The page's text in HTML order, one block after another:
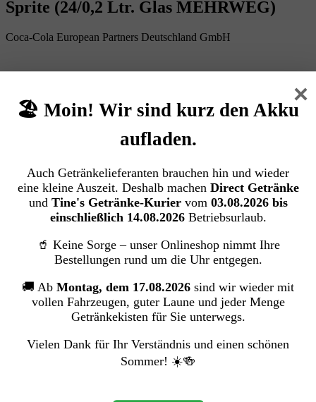
Sprite (24/0,2 Ltr. Glas MEHRWEG)
Coca-Cola European Partners Deutschland GmbH
×
🏖️ Moin! Wir sind kurz den Akku
aufladen.
Auch Getränkelieferanten brauchen hin und wieder
eine kleine Auszeit. Deshalb machen Direct Getränke
und Tine's Getränke-Kuriervom 03.08.2026 bis
einschließlich 14.08.2026Betriebsurlaub.
🥤 Keine Sorge – unser Onlineshop nimmt Ihre
Bestellungen rund um die Uhr entgegen.
🚚 Ab Montag, dem 17.08.2026 sind wir wieder mit
vollen Fahrzeugen, guter Laune und jeder Menge
Getränkekisten für Sie unterwegs.
Vielen Dank für Ihr Verständnis und einen schönen
Sommer! ☀️🍻